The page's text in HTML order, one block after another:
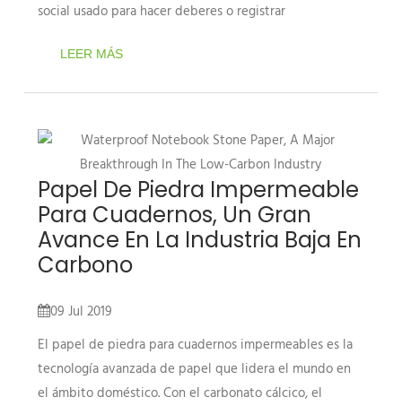
social usado para hacer deberes o registrar
LEER MÁS
Papel De Piedra Impermeable
Para Cuadernos, Un Gran
Avance En La Industria Baja En
Carbono
09 Jul 2019
El papel de piedra para cuadernos impermeables es la
tecnología avanzada de papel que lidera el mundo en
el ámbito doméstico. Con el carbonato cálcico, el